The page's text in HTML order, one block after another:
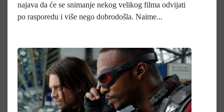
najava da će se snimanje nekog velikog filma odvijati
po rasporedu i više nego dobrodošla. Naime...